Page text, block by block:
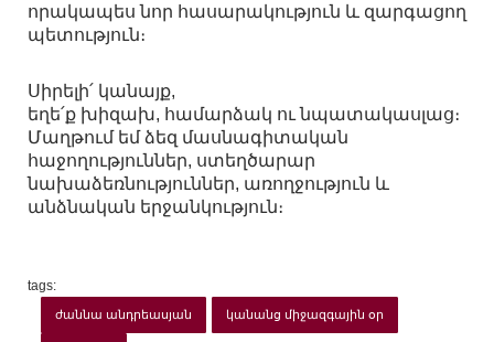
որակապես նոր հասարակություն և զարգացող
պետություն։
Սիրելի՛ կանայք,
եղե՛ք խիզախ, համարձակ ու նպատակասլաց։
Մաղթում եմ ձեզ մասնագիտական
հաջողություններ, ստեղծարար
նախաձեռնություններ, առողջություն և
անձնական երջանկություն։
tags:
ժաննա անդրեասյան կանանց միջազգային օր